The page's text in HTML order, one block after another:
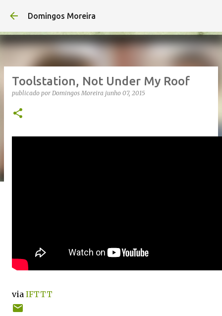
Avançar para o conteúdo principal
Domingos Moreira
Toolstation, Not Under My Roof
publicado por Domingos Moreira junho 07, 2015
via IFTTT